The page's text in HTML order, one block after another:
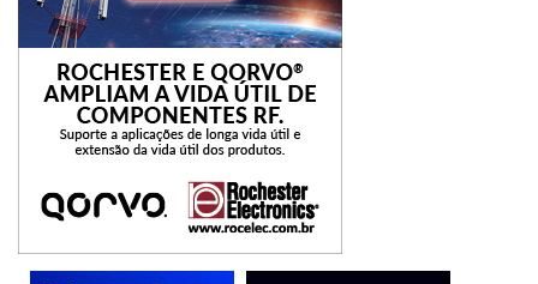
Tecnologia